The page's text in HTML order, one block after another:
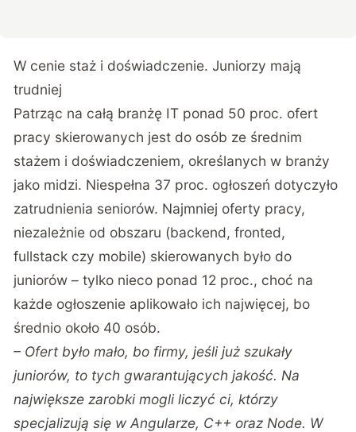
W cenie staż i doświadczenie. Juniorzy mają
trudniej
Patrząc na całą branżę IT ponad 50 proc. ofert
pracy skierowanych jest do osób ze średnim
stażem i doświadczeniem, określanych w branży
jako midzi. Niespełna 37 proc. ogłoszeń dotyczyło
zatrudnienia seniorów. Najmniej oferty pracy,
niezależnie od obszaru (backend, fronted,
fullstack czy mobile) skierowanych było do
juniorów – tylko nieco ponad 12 proc., choć na
każde ogłoszenie aplikowało ich najwięcej, bo
średnio około 40 osób.
– Ofert było mało, bo firmy, jeśli już szukały
juniorów, to tych gwarantujących jakość. Na
największe zarobki mogli liczyć ci, którzy
specjalizują się w Angularze, C++ oraz Node. W